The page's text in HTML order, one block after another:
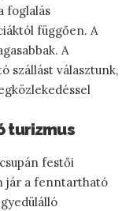
foglalás
függően. A
A
szállást választunk,
turizmus
festői
jár a fenntartható